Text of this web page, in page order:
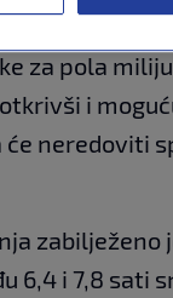
za pola
i
neredoviti
zabilježeno
6,4 i 7,8 sati